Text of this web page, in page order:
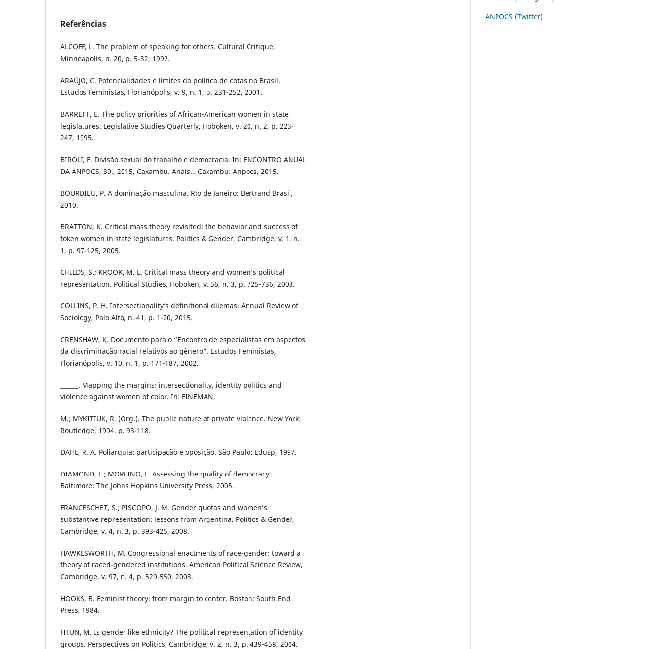
Referências
ALCOFF, L. The problem of speaking for others. Cultural Critique,
Minneapolis, n. 20, p. 5-32, 1992.
ARAÚJO, C. Potencialidades e limites da política de cotas no Brasil.
Estudos Feministas, Florianópolis, v. 9, n. 1, p. 231-252, 2001.
BARRETT, E. The policy priorities of African-American women in state
legislatures. Legislative Studies Quarterly, Hoboken, v. 20, n. 2, p. 223-
247, 1995.
BIROLI, F. Divisão sexual do trabalho e democracia. In: ENCONTRO ANUAL
DA ANPOCS, 39., 2015, Caxambu. Anais… Caxambu: Anpocs, 2015.
BOURDIEU, P. A dominação masculina. Rio de Janeiro: Bertrand Brasil,
2010.
BRATTON, K. Critical mass theory revisited: the behavior and success of
token women in state legislatures. Politics & Gender, Cambridge, v. 1, n.
1, p. 97-125, 2005.
CHILDS, S.; KROOK, M. L. Critical mass theory and women’s political
representation. Political Studies, Hoboken, v. 56, n. 3, p. 725-736, 2008.
COLLINS, P. H. Intersectionality’s definitional dilemas. Annual Review of
Sociology, Palo Alto, n. 41, p. 1-20, 2015.
CRENSHAW, K. Documento para o “Encontro de especialistas em aspectos
da discriminação racial relativos ao gênero”. Estudos Feministas,
Florianópolis, v. 10, n. 1, p. 171-187, 2002.
______. Mapping the margins: intersectionality, identity politics and
violence against women of color. In: FINEMAN,
M.; MYKITIUK, R. (Org.). The public nature of private violence. New York:
Routledge, 1994. p. 93-118.
DAHL, R. A. Poliarquia: participação e oposição. São Paulo: Edusp, 1997.
DIAMOND, L.; MORLINO, L. Assessing the quality of democracy.
Baltimore: The Johns Hopkins University Press, 2005.
FRANCESCHET, S.; PISCOPO, J. M. Gender quotas and women’s
substantive representation: lessons from Argentina. Politics & Gender,
Cambridge, v. 4, n. 3, p. 393-425, 2008.
HAWKESWORTH, M. Congressional enactments of race-gender: toward a
theory of raced-gendered institutions. American Political Science Review,
Cambridge, v. 97, n. 4, p. 529-550, 2003.
HOOKS, B. Feminist theory: from margin to center. Boston: South End
Press, 1984.
HTUN, M. Is gender like ethnicity? The political representation of identity
groups. Perspectives on Politics, Cambridge, v. 2, n. 3, p. 439-458, 2004.
ANPOCS (Twitter)